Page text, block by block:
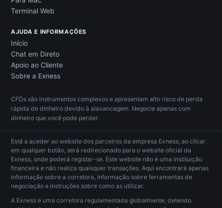
Terminal Web
AJUDA E INFORMAÇÕES
Início
Chat em Direto
Apoio ao Cliente
Sobre a Exness
CFDs são instrumentos complexos e apresentam alto risco de perda
rápida de dinheiro devido à alavancagem. Negocie apenas com
dinheiro que você pode perder.
Está a aceder ao website dos parceiros da empresa Exness; ao clicar
em qualquer botão, será redirecionado para o website oficial da
Exness, onde poderá registar-se. Este website não é uma instituição
financeira e não realiza quaisquer transações. Aqui encontrará apenas
informação sobre a corretora, informação sobre ferramentas de
negociação e instruções sobre como as utilizar.
A Exness é uma corretora regulamentada globalmente, detendo